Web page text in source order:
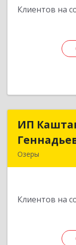
Клиентов на
ИП
Озеры
Клиентов на